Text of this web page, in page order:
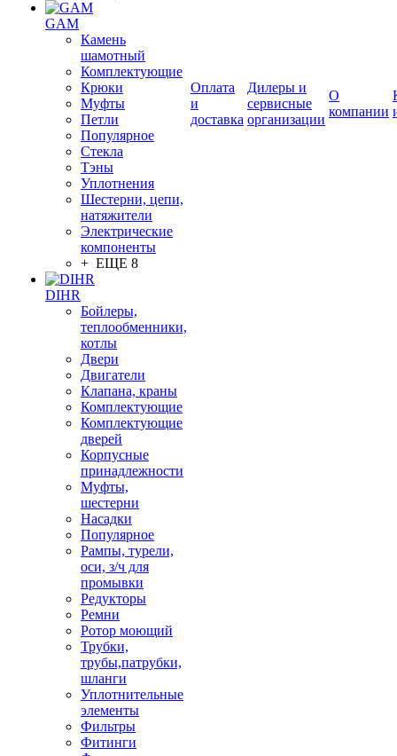
GAM
Камень
шамотный
Комплектующие
Крюки
Муфты
Петли
Популярное
Стекла
Тэны
Уплотнения
Шестерни, цепи,
натяжители
Электрические
компоненты
+ ЕЩЕ 8
DIHR
Бойлеры,
теплообменники,
котлы
Двери
Двигатели
Клапана, краны
Комплектующие
Комплектующие
дверей
Корпусные
принадлежности
Муфты,
шестерни
Насадки
Популярное
Рампы, турели,
оси, з/ч для
промывки
Редукторы
Ремни
Ротор моющий
Трубки,
трубы,патрубки,
шланги
Уплотнительные
элементы
Фильтры
Фитинги
Оплата
и
доставка
Дилеры и
сервисные
организации
О
компании